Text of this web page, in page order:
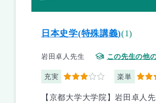
日本史学(特殊講義)(1)
岩田卓人先生 この先生の他
充実 3 楽単 3
【京都大学大学院】岩田卓人